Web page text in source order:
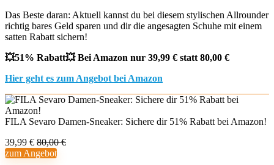
Das Beste daran: Aktuell kannst du bei diesem stylischen Allrounder
richtig bares Geld sparen und dir die angesagten Schuhe mit einem
satten Rabatt sichern!
💥51% Rabatt💥 Bei Amazon nur 39,99 € statt 80,00 €
Hier geht es zum Angebot bei Amazon
FILA Sevaro Damen-Sneaker: Sichere dir 51% Rabatt bei Amazon!
39,99 € 80,00 €
zum Angebot